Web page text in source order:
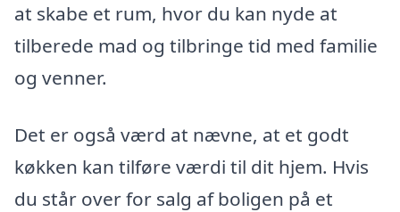
at skabe et rum, hvor du kan nyde at
tilberede mad og tilbringe tid med familie
og venner.
Det er også værd at nævne, at et godt
køkken kan tilføre værdi til dit hjem. Hvis
du står over for salg af boligen på et